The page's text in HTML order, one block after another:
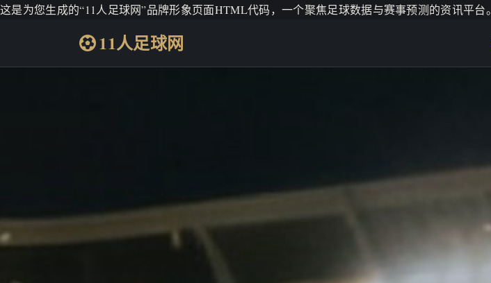
这是为您生成的“11人足球网”品牌形象页面HTML代码，一个聚焦足球数据与赛事预测的资讯平台。
11人足球网